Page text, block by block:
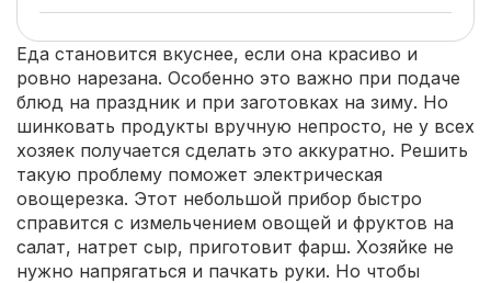
Еда становится вкуснее, если она красиво и
ровно нарезана. Особенно это важно при подаче
блюд на праздник и при заготовках на зиму. Но
шинковать продукты вручную непросто, не у всех
хозяек получается сделать это аккуратно. Решить
такую проблему поможет электрическая
овощерезка. Этот небольшой прибор быстро
справится с измельчением овощей и фруктов на
салат, натрет сыр, приготовит фарш. Хозяйке не
нужно напрягаться и пачкать руки. Но чтобы